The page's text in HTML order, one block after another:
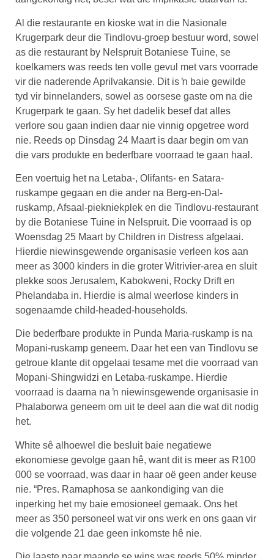
Al die restaurante en kioske wat in die Nasionale
Krugerpark deur die Tindlovu-groep bestuur word, sowel
as die restaurant by Nelspruit Botaniese Tuine, se
koelkamers was reeds ten volle gevul met vars voorrade
vir die naderende Aprilvakansie. Dit is ŉ baie gewilde
tyd vir binnelanders, sowel as oorsese gaste om na die
Krugerpark te gaan. Sy het dadelik besef dat alles
verlore sou gaan indien daar nie vinnig opgetree word
nie. Reeds op Dinsdag 24 Maart is daar begin om van
die vars produkte en bederfbare voorraad te gaan haal.
Een voertuig het na Letaba-, Olifants- en Satara-
ruskampe gegaan en die ander na Berg-en-Dal-
ruskamp, Afsaal-piekniekplek en die Tindlovu-restaurant
by die Botaniese Tuine in Nelspruit. Die voorraad is op
Woensdag 25 Maart by Children in Distress afgelaai.
Hierdie niewinsgewende organisasie verleen kos aan
meer as 3000 kinders in die groter Witrivier-area en sluit
plekke soos Jerusalem, Kabokweni, Rocky Drift en
Phelandaba in. Hierdie is almal weerlose kinders in
sogenaamde child-headed-households.
Die bederfbare produkte in Punda Maria-ruskamp is na
Mopani-ruskamp geneem. Daar het een van Tindlovu se
getroue klante dit opgelaai tesame met die voorraad van
Mopani-Shingwidzi en Letaba-ruskampe. Hierdie
voorraad is daarna na ŉ niewinsgewende organisasie in
Phalaborwa geneem om uit te deel aan die wat dit nodig
het.
White sê alhoewel die besluit baie negatiewe
ekonomiese gevolge gaan hê, want dit is meer as R100
000 se voorraad, was daar in haar oë geen ander keuse
nie. “Pres. Ramaphosa se aankondiging van die
inperking het my baie emosioneel gemaak. Ons het
meer as 350 personeel wat vir ons werk en ons gaan vir
die volgende 21 dae geen inkomste hê nie.